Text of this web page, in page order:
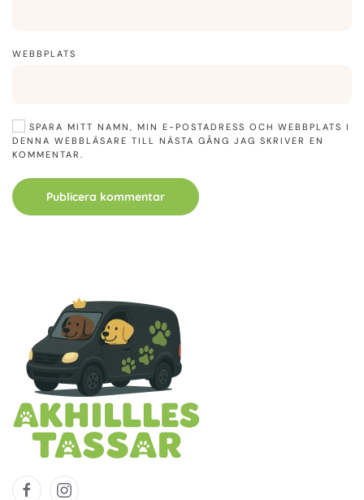
WEBBPLATS
SPARA MITT NAMN, MIN E-POSTADRESS OCH WEBBPLATS I
DENNA WEBBLÄSARE TILL NÄSTA GÅNG JAG SKRIVER EN
KOMMENTAR.
Publicera kommentar